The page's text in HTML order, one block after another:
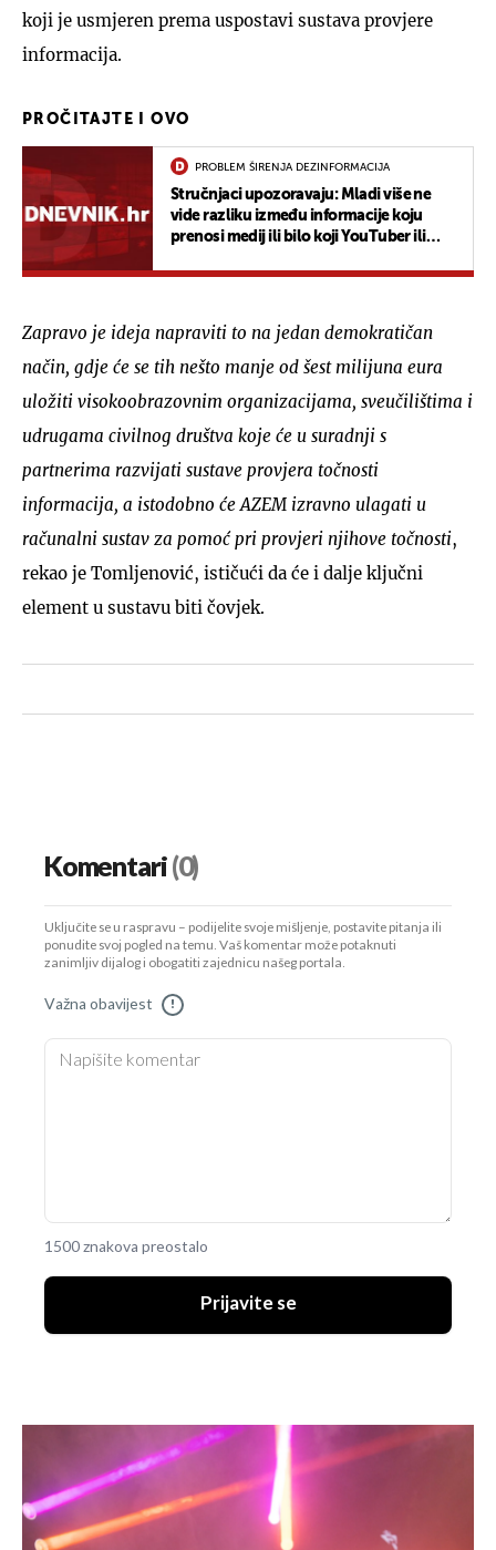
koji je usmjeren prema uspostavi sustava provjere
informacija.
PROČITAJTE I OVO
PROBLEM ŠIRENJA DEZINFORMACIJA
Stručnjaci upozoravaju: Mladi više ne
vide razliku između informacije koju
prenosi medij ili bilo koji YouTuber ili
Zapravo je ideja napraviti to na jedan demokratičan
način, gdje će se tih nešto manje od šest milijuna eura
uložiti visokoobrazovnim organizacijama, sveučilištima i
udrugama civilnog društva koje će u suradnji s
partnerima razvijati sustave provjera točnosti
informacija, a istodobno će AZEM izravno ulagati u
računalni sustav za pomoć pri provjeri njihove točnosti,
rekao je Tomljenović, ističući da će i dalje ključni
element u sustavu biti čovjek.
Komentari(0)
Uključite se u raspravu – podijelite svoje mišljenje, postavite pitanja ili
ponudite svoj pogled na temu. Vaš komentar može potaknuti
zanimljiv dijalog i obogatiti zajednicu našeg portala.
Važna obavijest !
1500 znakova preostalo
Prijavite se